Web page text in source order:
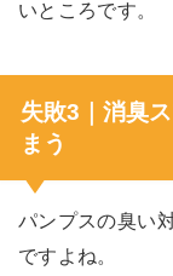
いところです。
失敗3｜消臭
まう
パンプスの臭い
ですよね。